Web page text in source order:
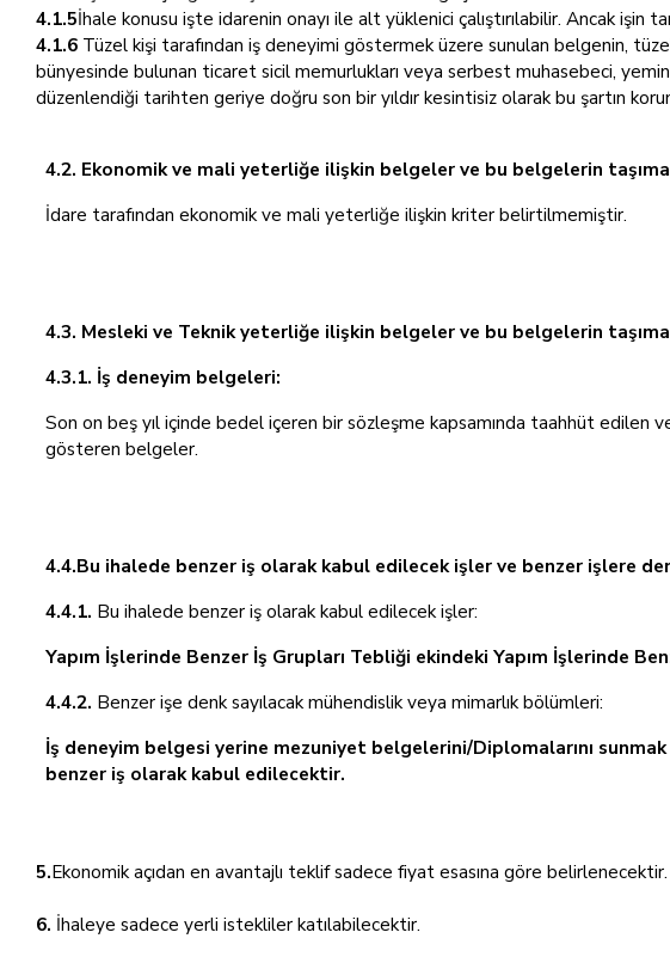
4.1.5İhale konusu işte idarenin onayı ile alt yüklenici çalıştırılabilir. Ancak işin
4.1.6 Tüzel kişi tarafından iş deneyimi göstermek üzere sunulan belgenin,
bünyesinde bulunan ticaret sicil memurlukları veya serbest muhasebeci,
düzenlendiği tarihten geriye doğru son bir yıldır kesintisiz olarak bu şartın
4.2. Ekonomik ve mali yeterliğe ilişkin belgeler ve bu belgelerin
İdare tarafından ekonomik ve mali yeterliğe ilişkin kriter belirtilmemiştir.
4.3. Mesleki ve Teknik yeterliğe ilişkin belgeler ve bu belgelerin
4.3.1. İş deneyim belgeleri:
Son on beş yıl içinde bedel içeren bir sözleşme kapsamında taahhüt edilen
gösteren belgeler.
4.4.Bu ihalede benzer iş olarak kabul edilecek işler ve benzer işlere
4.4.1. Bu ihalede benzer iş olarak kabul edilecek işler:
Yapım İşlerinde Benzer İş Grupları Tebliği ekindeki Yapım İşlerinde
4.4.2. Benzer işe denk sayılacak mühendislik veya mimarlık bölümleri:
İş deneyim belgesi yerine mezuniyet belgelerini/Diplomalarını
benzer iş olarak kabul edilecektir.
5.Ekonomik açıdan en avantajlı teklif sadece fiyat esasına göre belirlenecektir.
6. İhaleye sadece yerli istekliler katılabilecektir.